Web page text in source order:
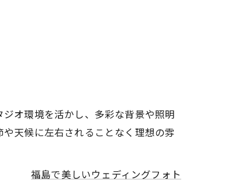
オ環境を活かし、多彩な背景や照明
天候に左右されることなく理想の雰
福島で美しいウェディングフォト